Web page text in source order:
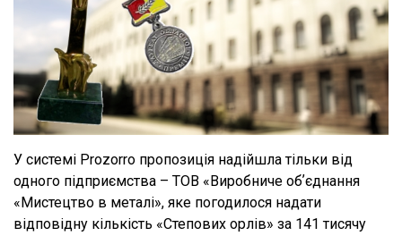
У системі Prozorro пропозиція надійшла тільки від
одного підприємства – ТОВ «Виробниче обʼєднання
«Мистецтво в металі», яке погодилося надати
відповідну кількість «Степових орлів» за 141 тисячу